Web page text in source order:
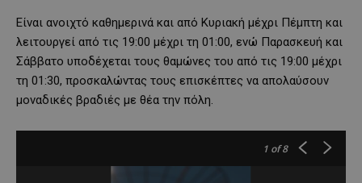
Είναι ανοιχτό καθημερινά και από Κυριακή μέχρι Πέμπτη και
λειτουργεί από τις 19:00 μέχρι τη 01:00, ενώ Παρασκευή και
Σάββατο υποδέχεται τους θαμώνες του από τις 19:00 μέχρι
τη 01:30, προσκαλώντας τους επισκέπτες να απολαύσουν
μοναδικές βραδιές με θέα την πόλη.
1 of 8